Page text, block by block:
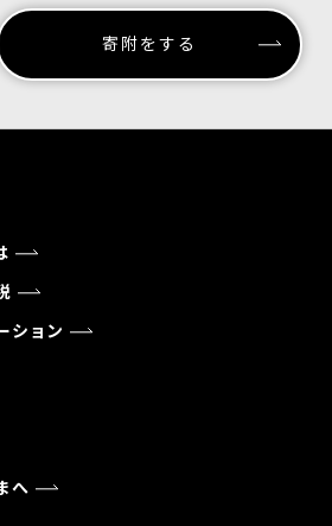
寄附をする
ション
へ